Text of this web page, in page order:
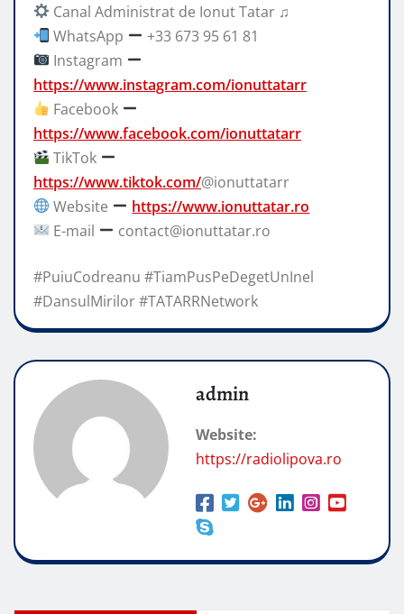
Canal Administrat de Ionut Tatar ♫
WhatsApp
+33 673 95 61 81
Instagram
https://www.instagram.com/ionuttatarr
Facebook
https://www.facebook.com/ionuttatarr
TikTok
https://www.tiktok.com/@ionuttatarr
Website
https://www.ionuttatar.ro
E-mail
contact@ionuttatar.ro
#PuiuCodreanu #TiamPusPeDegetUnInel
#DansulMirilor #TATARRNetwork
admin
Website:
https://radiolipova.ro